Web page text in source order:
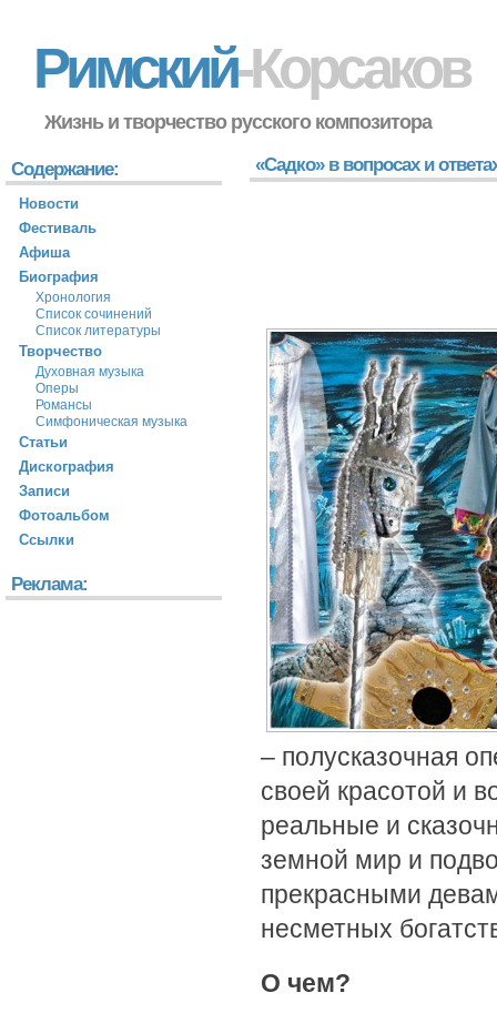
Римский-Корсаков
Жизнь и творчество русского композитора
«Садко» в вопросах и
– полусказочная
своей красотой и
реальные и
земной мир и
прекрасными
несметных
О чем?
Содержание:
Новости
Фестиваль
Афиша
Биография
Хронология
Список сочинений
Список литературы
Творчество
Духовная музыка
Оперы
Романсы
Симфоническая музыка
Статьи
Дискография
Записи
Фотоальбом
Ссылки
Реклама: